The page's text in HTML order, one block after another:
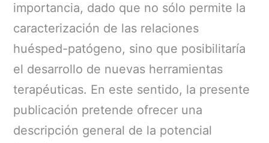
importancia, dado que no sólo permite la
caracterización de las relaciones
huésped-patógeno, sino que posibilitaría
el desarrollo de nuevas herramientas
terapéuticas. En este sentido, la presente
publicación pretende ofrecer una
descripción general de la potencial